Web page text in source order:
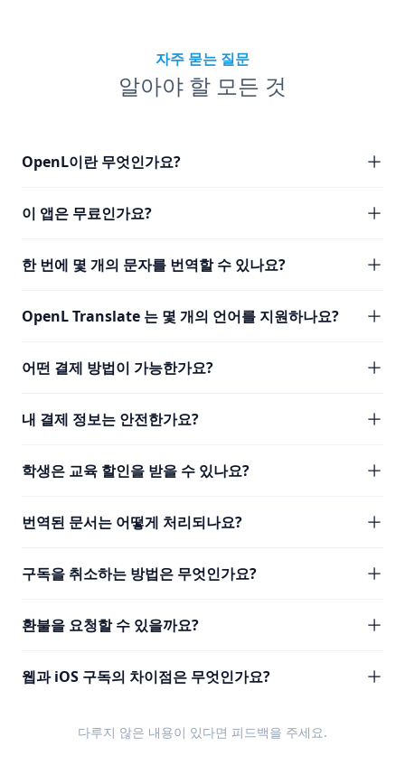
자주 묻는 질문
알아야 할 모든 것
OpenL이란 무엇인가요?
이 앱은 무료인가요?
한 번에 몇 개의 문자를 번역할 수 있나요?
OpenL Translate 는 몇 개의 언어를 지원하나요?
어떤 결제 방법이 가능한가요?
내 결제 정보는 안전한가요?
학생은 교육 할인을 받을 수 있나요?
번역된 문서는 어떻게 처리되나요?
구독을 취소하는 방법은 무엇인가요?
환불을 요청할 수 있을까요?
웹과 iOS 구독의 차이점은 무엇인가요?
다루지 않은 내용이 있다면 피드백을 주세요.